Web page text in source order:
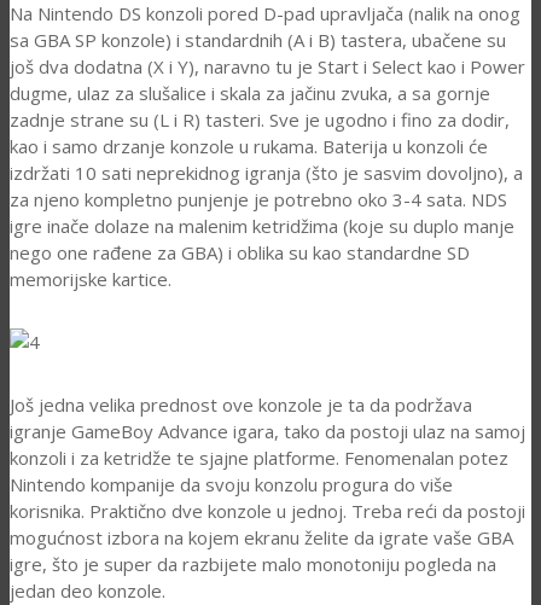
Na Nintendo DS konzoli pored D-pad upravljača (nalik na onog
sa GBA SP konzole) i standardnih (A i B) tastera, ubačene su
još dva dodatna (X i Y), naravno tu je Start i Select kao i Power
dugme, ulaz za slušalice i skala za jačinu zvuka, a sa gornje
zadnje strane su (L i R) tasteri. Sve je ugodno i fino za dodir,
kao i samo drzanje konzole u rukama. Baterija u konzoli će
izdržati 10 sati neprekidnog igranja (što je sasvim dovoljno), a
za njeno kompletno punjenje je potrebno oko 3-4 sata. NDS
igre inače dolaze na malenim ketridžima (koje su duplo manje
nego one rađene za GBA) i oblika su kao standardne SD
memorijske kartice.
Još jedna velika prednost ove konzole je ta da podržava
igranje GameBoy Advance igara, tako da postoji ulaz na samoj
konzoli i za ketridže te sjajne platforme. Fenomenalan potez
Nintendo kompanije da svoju konzolu progura do više
korisnika. Praktično dve konzole u jednoj. Treba reći da postoji
mogućnost izbora na kojem ekranu želite da igrate vaše GBA
igre, što je super da razbijete malo monotoniju pogleda na
jedan deo konzole.